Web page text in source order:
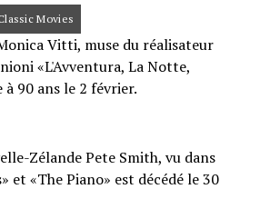
Movies
Vitti, muse du réalisateur
«L'Avventura, La Notte,
à 90 ans le 2 février.
Zélande Pete Smith, vu dans
et «The Piano» est décédé le 30